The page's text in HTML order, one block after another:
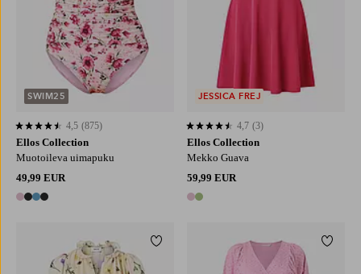
Ellos Collection
Muotoileva uimapuku
49,99 EUR
4 värejä
4,5 perustuen 875 arvosanaan
4,5 (875)
SWIM25
Ellos Collection
Mekko Guava
59,99 EUR
2 värejä
4,7 perustuen 3 arvosanaan
4,7 (3)
JESSICA FREJ
Lisää suosikkeihin Lisää